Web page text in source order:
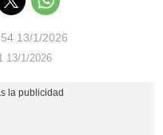
13/1/2026
13/1/2026